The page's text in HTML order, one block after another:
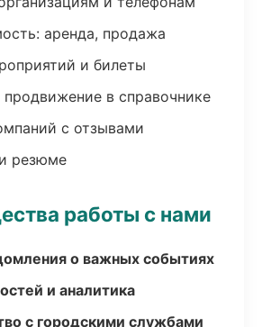
аренда, продажа
и билеты
в справочнике
с отзывами
резюме
работы с нами
о важных событиях
и аналитика
с городскими службами